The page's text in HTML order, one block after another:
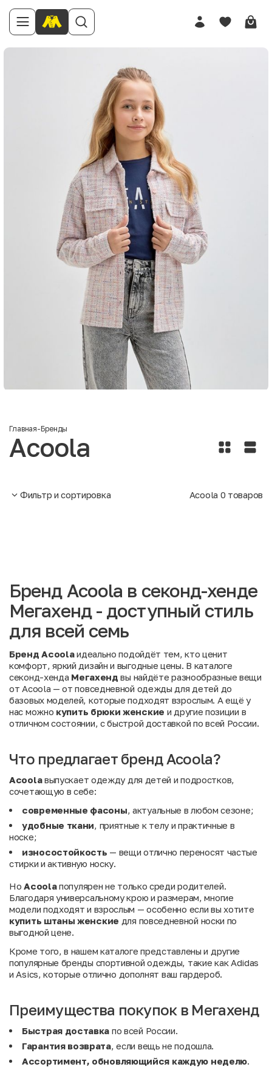
Главная-Бренды
Acoola
Фильтр и сортировка Acoola 0 товаров
Бренд Acoola в секонд-хенде
Мегахенд - доступный стиль
для всей семь
Бренд Acoolaидеально подойдёт тем, кто ценит
комфорт, яркий дизайн и выгодные цены. В каталоге
секонд-хенда Мегахенд вы найдёте разнообразные вещи
от Acoola — от повседневной одежды для детей до
базовых моделей, которые подходят взрослым. А ещё у
нас можно купить брюки женские и другие позиции в
отличном состоянии, с быстрой доставкой по всей России.
Что предлагает бренд Acoola?
Acoolaвыпускает одежду для детей и подростков,
сочетающую в себе:
современные фасоны , актуальные в любом сезоне;
удобные ткани , приятные к телу и практичные в
носке;
износостойкость — вещи отлично переносят частые
стирки и активную носку.
Но Acoolaпопулярен не только среди родителей.
Благодаря универсальному крою и размерам, многие
модели подходят и взрослым — особенно если вы хотите
купить штаны женские для повседневной носки по
выгодной цене.
Кроме того, в нашем каталоге представлены и другие
популярные бренды спортивной одежды, такие как Adidas
и Asics , которые отлично дополнят ваш гардероб.
Преимущества покупок в Мегахенд
Быстрая доставка по всей России.
Гарантия возврата, если вещь не подошла.
Ассортимент, обновляющийся каждую неделю